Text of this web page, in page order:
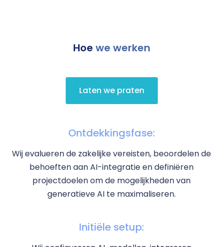
Hoe we werken
Laten we praten
Ontdekkingsfase:
Wij evalueren de zakelijke vereisten, beoordelen de
behoeften aan AI-integratie en definiëren
projectdoelen om de mogelijkheden van
generatieve AI te maximaliseren.
Initiële setup: